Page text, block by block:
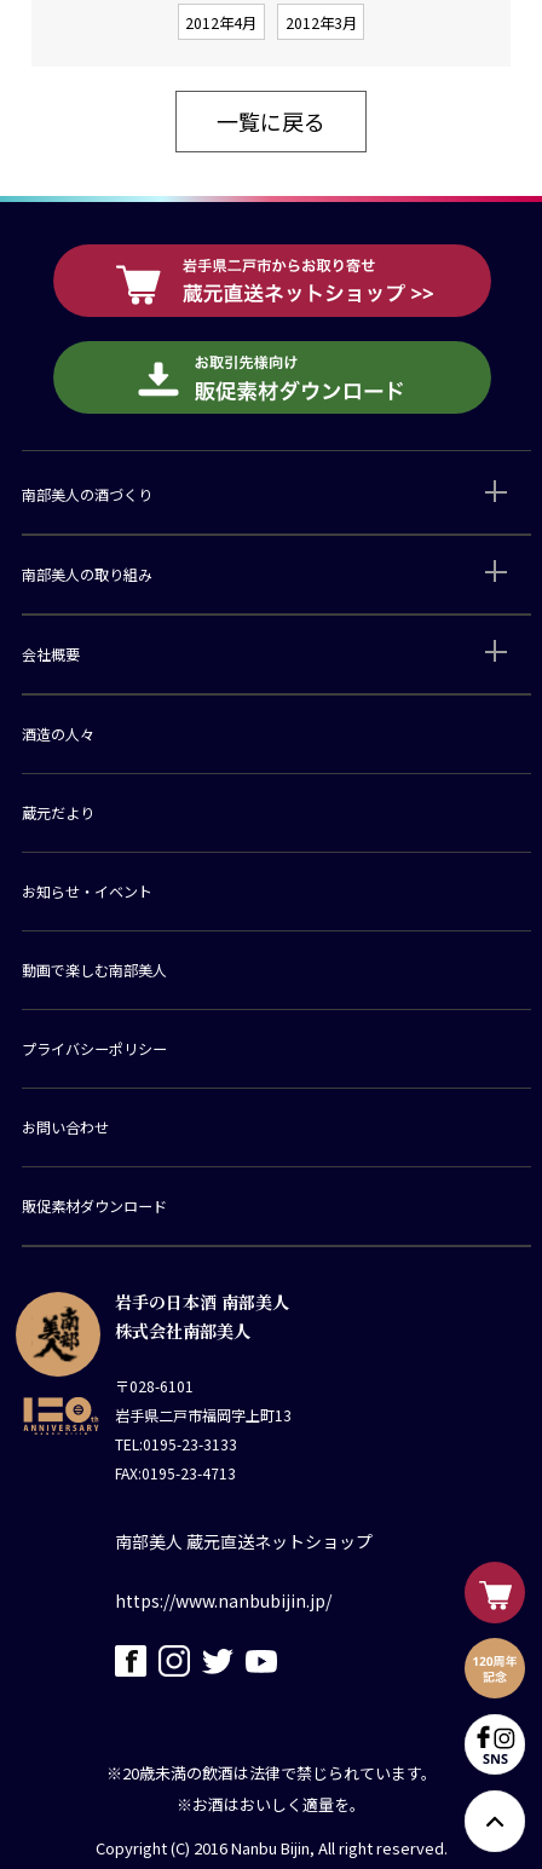
2012年4月 2012年3月
一覧に戻る
岩手の日本酒 南部美人
株式会社南部美人
〒028-6101
岩手県二戸市福岡字上町13
TEL:0195-23-3133
FAX:0195-23-4713
南部美人 蔵元直送ネットショップ
https://www.nanbubijin.jp/
南部美人の酒づくり
南部美人の取り組み
会社概要
酒造の人々
蔵元だより
お知らせ・イベント
動画で楽しむ南部美人
プライバシーポリシー
お問い合わせ
販促素材ダウンロード
※20歳未満の飲酒は法律で禁じられています。
※お酒はおいしく適量を。
Copyright (C) 2016 Nanbu Bijin, All right reserved.